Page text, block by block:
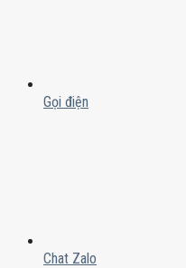
Gọi điện
Chat Zalo